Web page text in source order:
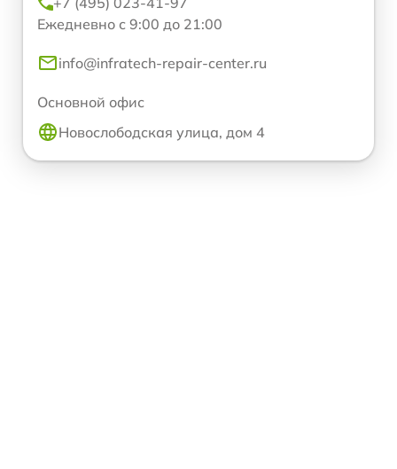
Ежедневно с 9:00 до 21:00
info@infratech-repair-center.ru
Основной офис
Новослободская улица, дом 4